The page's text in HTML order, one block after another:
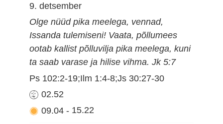
9. detsember
Olge nüüd pika meelega, vennad,
Issanda tulemiseni! Vaata, põllumees
ootab kallist põlluvilja pika meelega, kuni
ta saab varase ja hilise vihma. Jk 5:7
Ps 102:2-19;Ilm 1:4-8;Js 30:27-30
02.52
09.04 - 15.22